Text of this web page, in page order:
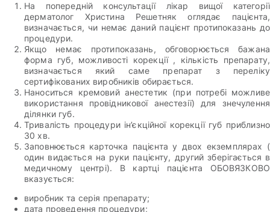
На попередній консультації лікар вищої категорії
дерматолог Христина Решетняк оглядає пацієнта,
визначається, чи немає даний пацієнт протипоказань до
процедури.
Якщо немає протипоказань, обговорюється бажана
форма губ, можливості корекції , кількість препарату,
визначається який саме препарат з переліку
сертифікованих виробників обирається.
Наноситься кремовий анестетик (при потребі можливе
використання провідникової анестезії) для знечулення
ділянки губ.
Тривалість процедури ін’єкційної корекції губ приблизно
30 хв.
Заповнюється карточка пацієнта у двох екземплярах (
один видається на руки пацієнту, другий зберігається в
медичному центрі). В картці пацієнта ОБОВЯЗКОВО
вказується:
виробник та серія препарату;
дата проведення процедури;